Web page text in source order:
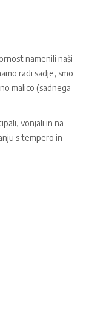
namenili naši
radi sadje, smo
malico (sadnega
vonjali in na
s tempero in